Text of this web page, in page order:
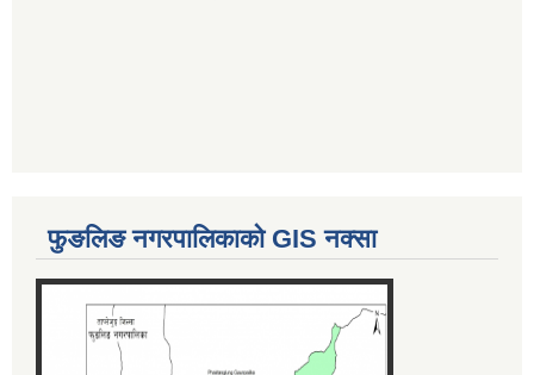
फुङलिङ नगरपालिकाको GIS नक्सा